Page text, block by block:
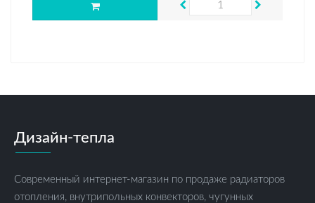
Дизайн-тепла
Современный интернет-магазин по продаже радиаторов
отопления, внутрипольных конвекторов, чугунных